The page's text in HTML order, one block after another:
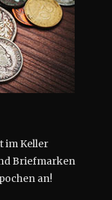
im Keller
Briefmarken
an!